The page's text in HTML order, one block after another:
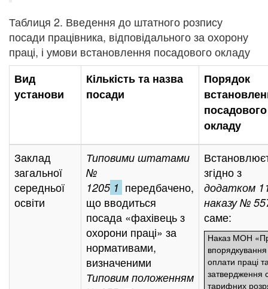
Таблиця 2. Введення до штатного розпису
посади працівника, відповідального за охорону
праці, і умови встановлення посадового окладу
Вид
установи
Кількість та назва
посади
Порядок
посадового
окладу
Заклад
загальної
середньої
освіти
Типовими штатами
№
1205 1 передбачено,
що вводиться
посада «фахівець з
охорони праці» за
нормативами,
визначеними
Типовим положенням
згідно з
додатком
наказу №
саме:
Наказ МОН
оплати праці
затвердження
тарифних